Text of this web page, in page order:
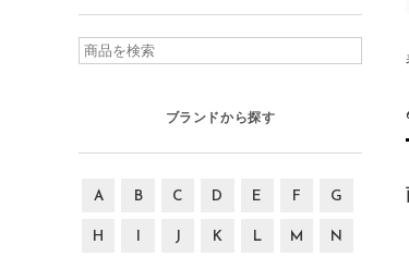
ブランドから探す
A B C D E F G
H J K L M N